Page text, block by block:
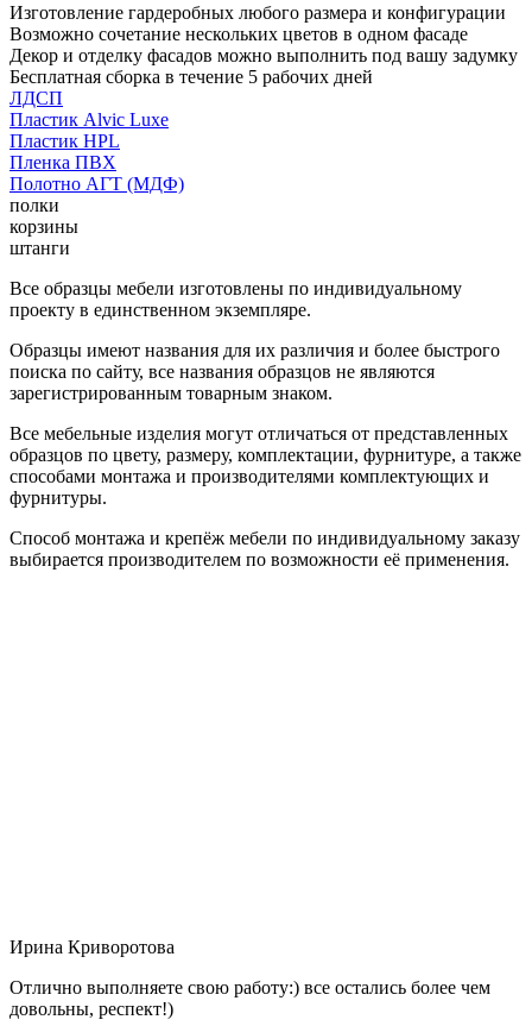
Изготовление гардеробных любого размера и конфигурации
Возможно сочетание нескольких цветов в одном фасаде
Декор и отделку фасадов можно выполнить под вашу задумку
Бесплатная сборка в течение 5 рабочих дней
ЛДСП
Пластик Alvic Luxe
Пластик HPL
Пленка ПВХ
Полотно АГТ (МДФ)
полки
корзины
штанги
Все образцы мебели изготовлены по индивидуальному
проекту в единственном экземпляре.
Образцы имеют названия для их различия и более быстрого
поиска по сайту, все названия образцов не являются
зарегистрированным товарным знаком.
Все мебельные изделия могут отличаться от представленных
образцов по цвету, размеру, комплектации, фурнитуре, а также
способами монтажа и производителями комплектующих и
фурнитуры.
Способ монтажа и крепёж мебели по индивидуальному заказу
выбирается производителем по возможности её применения.
Ирина Криворотова
Отлично выполняете свою работу:) все остались более чем
довольны, респект!)